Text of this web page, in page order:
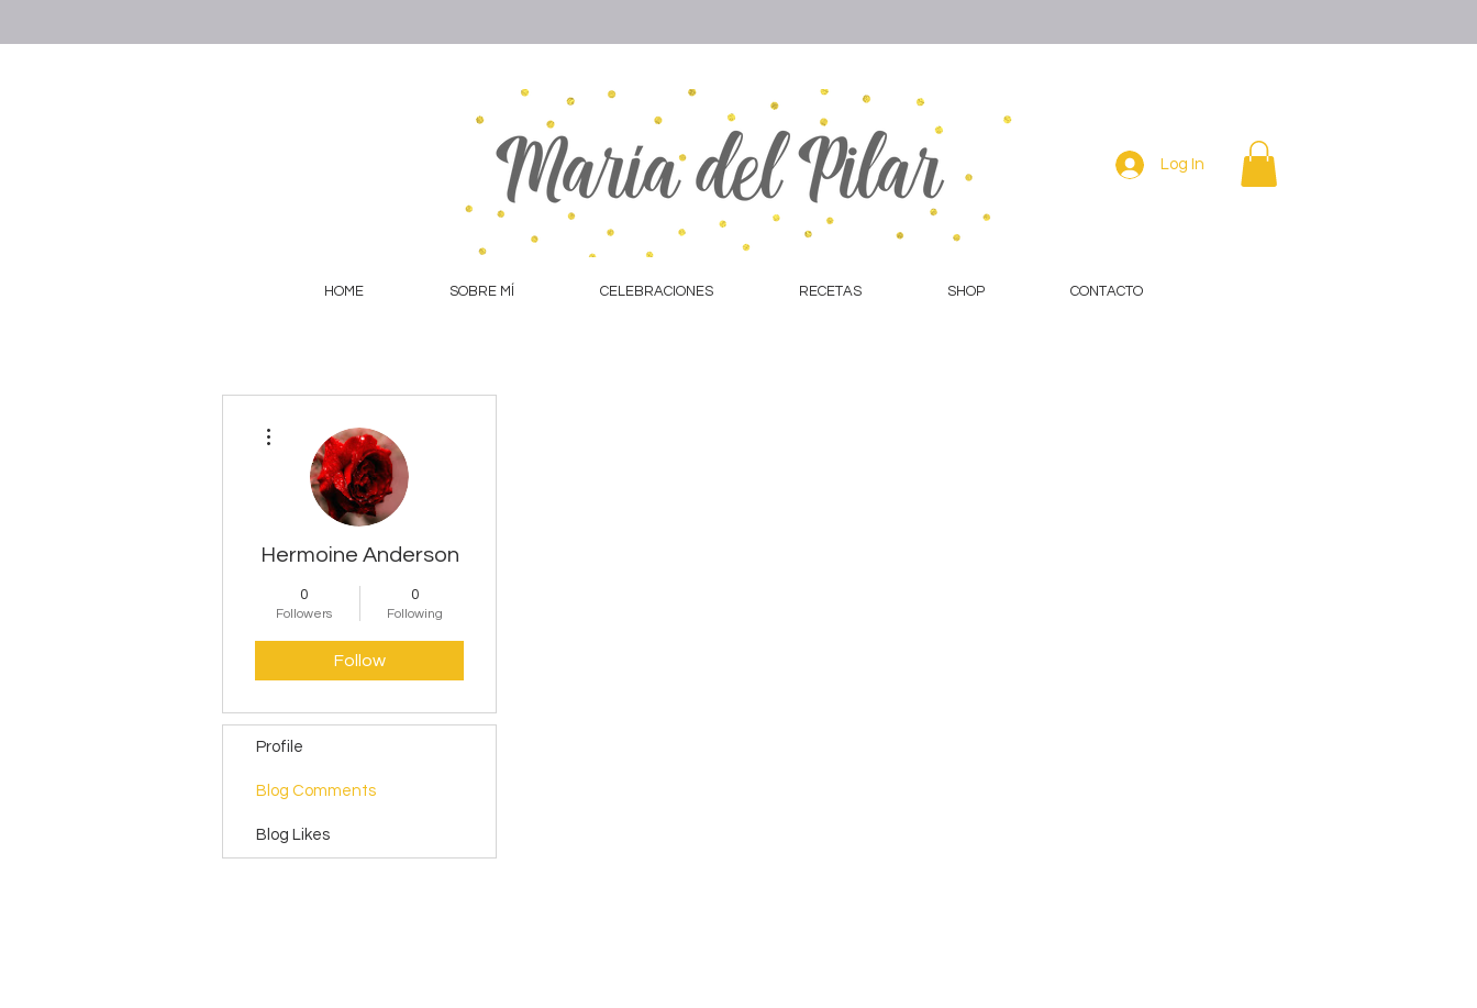
Log In
HOME SOBRE MÍ CELEBRACIONES RECETAS SHOP CONTACTO
Hermoine Anderson
0
Followers
0
Following
Follow
Profile
Blog Comments
Blog Likes